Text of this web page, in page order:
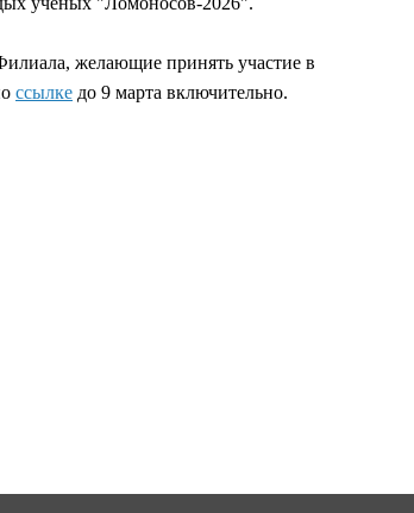
желающие принять участие в
ссылке до 9 марта включительно.